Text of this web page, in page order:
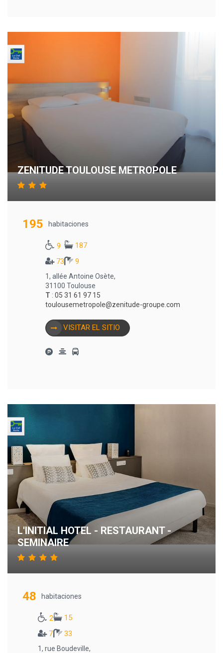
ZENITUDE TOULOUSE METROPOLE
195 habitaciones
9
187
73
9
1, allée Antoine Osète,
31100 Toulouse
T : 05 31 61 97 15
toulousemetropole@zenitude-groupe.com
VISITAR EL SITIO
L'INITIAL HOTEL - RESTAURANT -
SEMINAIRE
48 habitaciones
2
15
7
33
1, rue Boudeville,